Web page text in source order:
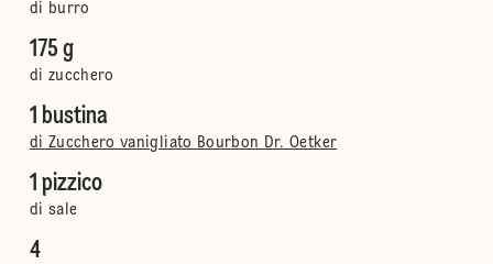
di burro
175 g
di zucchero
1 bustina
di Zucchero vanigliato Bourbon Dr. Oetker
1 pizzico
di sale
4